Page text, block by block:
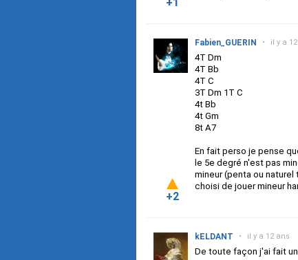
+1
Fabien_GUERIN • il y a
4T Dm
4T Bb
4T C
3T Dm 1T C
4t Bb
4t Gm
8t A7
En fait perso je pense
le 5e degré n'est pas
mineur (penta ou naturel
choisi de jouer mineur
+2
kELDANT • il y a 12 ans
De toute façon j'ai fait